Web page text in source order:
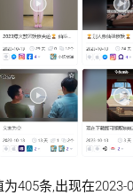
405条,出现在2023-